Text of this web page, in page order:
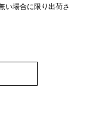
い場合に限り出荷さ